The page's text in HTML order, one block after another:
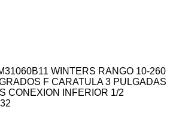
WINTERS RANGO 10-260
F CARATULA 3 PULGADAS
CONEXION INFERIOR 1/2